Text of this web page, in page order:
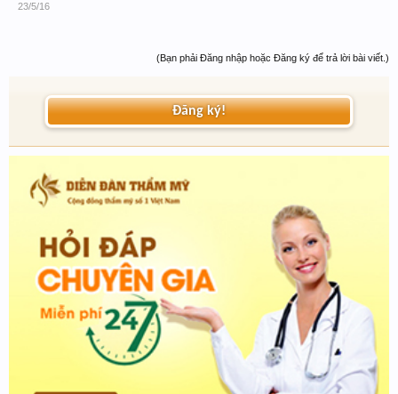
23/5/16
(Bạn phải Đăng nhập hoặc Đăng ký để trả lời bài viết.)
Đăng ký!